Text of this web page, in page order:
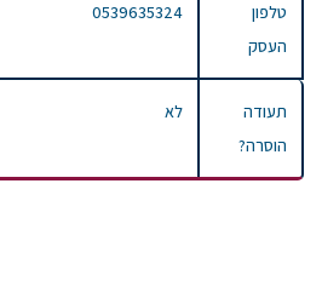
טלפון
העסק
0539635324
תעודה
הוסרה?
לא